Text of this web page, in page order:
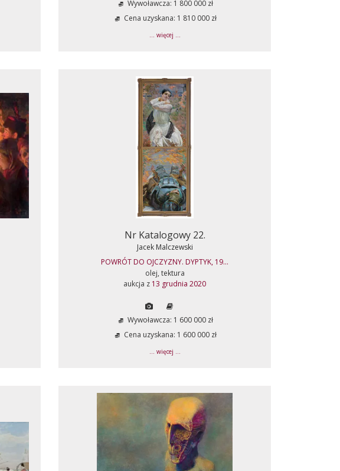
Wywoławcza: 1 800 000 zł
Cena uzyskana: 1 810 000 zł
... więcej ...
Nr Katalogowy 22.
Jacek Malczewski
POWRÓT DO OJCZYZNY. DYPTYK, 19...
olej, tektura
aukcja z 13 grudnia 2020
Wywoławcza: 1 600 000 zł
Cena uzyskana: 1 600 000 zł
... więcej ...